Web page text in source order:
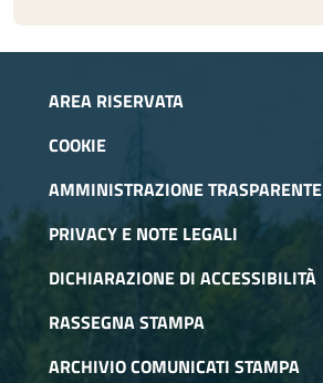
AREA RISERVATA
COOKIE
AMMINISTRAZIONE TRASPARENTE
PRIVACY E NOTE LEGALI
DICHIARAZIONE DI ACCESSIBILITÀ
RASSEGNA STAMPA
ARCHIVIO COMUNICATI STAMPA